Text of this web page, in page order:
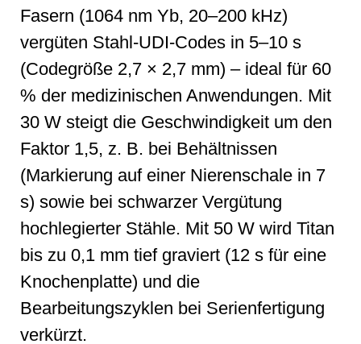
Fasern (1064 nm Yb, 20–200 kHz)
vergüten Stahl-UDI-Codes in 5–10 s
(Codegröße 2,7 × 2,7 mm) – ideal für 60
% der medizinischen Anwendungen. Mit
30 W steigt die Geschwindigkeit um den
Faktor 1,5, z. B. bei Behältnissen
(Markierung auf einer Nierenschale in 7
s) sowie bei schwarzer Vergütung
hochlegierter Stähle. Mit 50 W wird Titan
bis zu 0,1 mm tief graviert (12 s für eine
Knochenplatte) und die
Bearbeitungszyklen bei Serienfertigung
verkürzt.